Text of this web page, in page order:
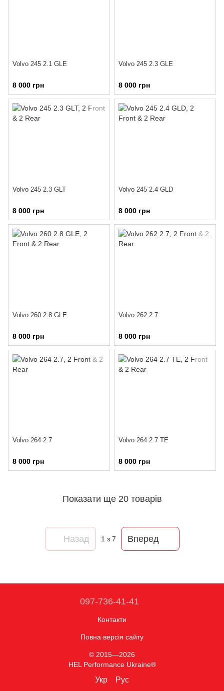
Volvo 245 2.1 GLE
8 000 грн
Volvo 245 2.3 GLE
8 000 грн
Volvo 245 2.3 GLT
8 000 грн
Volvo 245 2.4 GLD
8 000 грн
Volvo 260 2.8 GLE
8 000 грн
Volvo 262 2.7
8 000 грн
Volvo 264 2.7
8 000 грн
Volvo 264 2.7 TE
8 000 грн
Показати ще 20 товарів
Назад 1 з 7 Вперед
097-736-41-41
Контакти
Повна версія сайту
© 2015—2026
HEL Performance Ukraine®
Укр Рус